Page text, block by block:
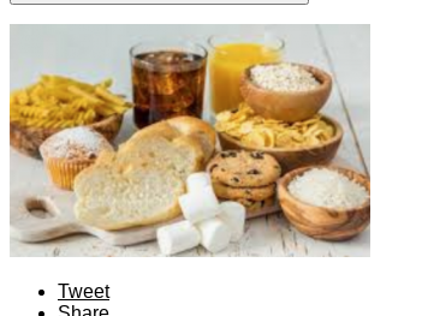
Tweet